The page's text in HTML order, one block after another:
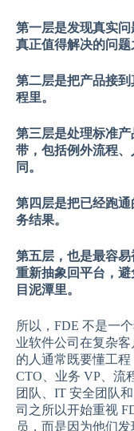
第一层是发现真实
真正值得解决的问题
第二层是把产品接
程里。
第三层是处理标准
带，包括例外流程
同。
第四层是把已经跑
务结果。
第五层，也是最容
重新抽象回平台，
目泥潭里。
所以，FDE 不是一
业软件公司在复杂
的人通常既要懂工
CTO、业务 VP、流
团队、IT 安全团队
司之所以开始重视
员，而是因为他们